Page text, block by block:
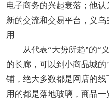
电子商务的兴起衰落；他
新的交流和交易平台，义
用
从代表“大势所趋”的“义
的长廊，可以到小商品城
铺，绝大多数都是网店的线
用的都是落地玻璃，商品